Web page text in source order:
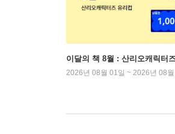
이달의 책 8월 : 산리오캐릭터
2026년 08월 01일 ~ 2026년 08월